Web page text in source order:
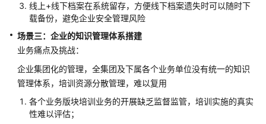
方
案
拓
智
慧
教
育
线上+线下档案在系统留存，方便线下档案遗失时可以随时下
载备份，避免企业安全管理风险
场景三：企业的知识管理体系搭建
业务痛点及挑战：
企业集团化的管理，全集团及下属各个业务单位没有统一的知识
管理体系，培训资源分散管理，难以复用
各个业务版块培训业务的开展缺乏监督监管，培训实施的真实
性难以评估；